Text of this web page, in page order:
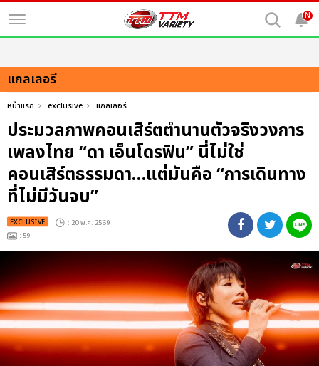
N
แกลเลอรี
หน้าแรก exclusive แกลเลอรี
ประมวลภาพคอนเสิร์ตตำนานตัวจริงวงการ
เพลงไทย “ดา เอ็นโดรฟิน” นี่ไม่ใช่
คอนเสิร์ตธรรมดา…แต่มันคือ “การเดินทาง
ที่ไม่มีวันจบ”
EXCLUSIVE : 20 พ.ค. 2569
: 59